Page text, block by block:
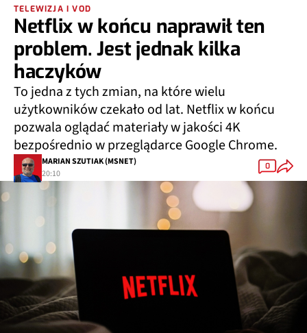
TELEWIZJA I VOD
Netflix w końcu naprawił ten
problem. Jest jednak kilka
haczyków
To jedna z tych zmian, na które wielu
użytkowników czekało od lat. Netflix w końcu
pozwala oglądać materiały w jakości 4K
bezpośrednio w przeglądarce Google Chrome.
MARIAN SZUTIAK (MSNET)
20:10
0